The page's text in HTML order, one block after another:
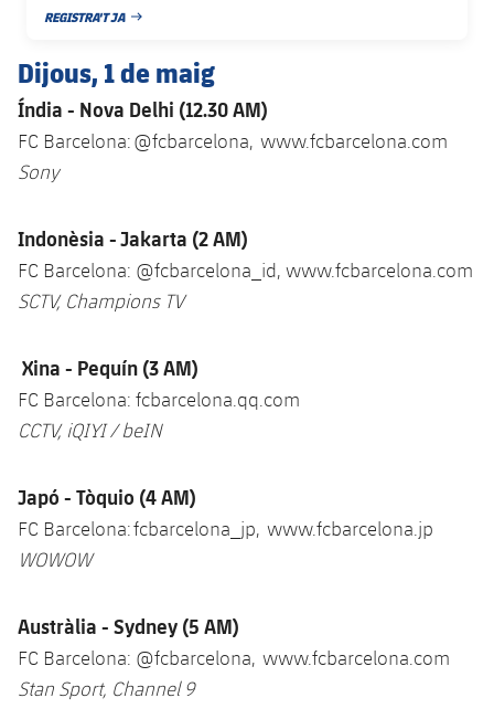
REGISTRA'T JA
DATA DE PUBLICACIÓ
Dijous, 1 de maig
Índia - Nova Delhi (12.30 AM)
FC Barcelona: @fcbarcelona, www.fcbarcelona.com
Sony
Indonèsia - Jakarta (2 AM)
FC Barcelona: @fcbarcelona_id, www.fcbarcelona.com
SCTV, Champions TV
Xina - Pequín (3 AM)
FC Barcelona: fcbarcelona.qq.com
CCTV, iQIYI / beIN
Japó - Tòquio (4 AM)
FC Barcelona: fcbarcelona_jp, www.fcbarcelona.jp
WOWOW
Austràlia - Sydney (5 AM)
FC Barcelona: @fcbarcelona, www.fcbarcelona.com
Stan Sport, Channel 9